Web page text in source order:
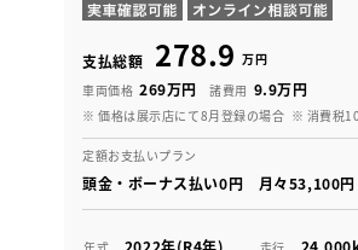
支払総額 278.9 万円
車両価格 269万円 諸費用 9.9万円
※ 価格は展示店にて8月登録の場合 ※ 消費税
定額お支払いプラン
頭金・ボーナス払い0円 月々53,100円